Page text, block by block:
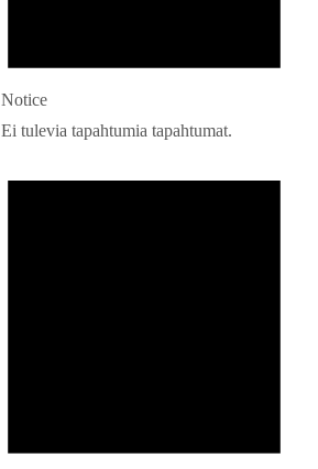
Notice
Ei tulevia tapahtumia tapahtumat.